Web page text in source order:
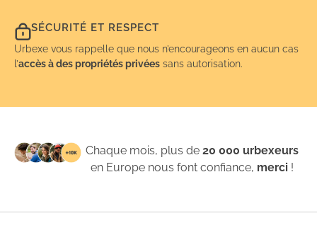
SÉCURITÉ ET RESPECT
Urbexe vous rappelle que nous n’encourageons en aucun cas
l’accès à des propriétés privées sans autorisation.
Chaque mois, plus de20 000 urbexeurs
en Europe nous font confiance, merci !